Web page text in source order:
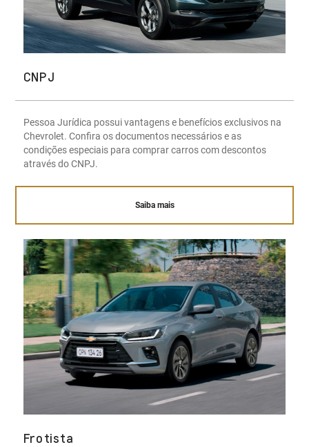
CNPJ
Pessoa Jurídica possui vantagens e benefícios exclusivos na
Chevrolet. Confira os documentos necessários e as
condições especiais para comprar carros com descontos
através do CNPJ.
Saiba mais
Frotista